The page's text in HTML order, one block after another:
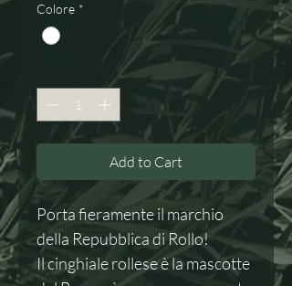
Colore *
Add to Cart
Porta fieramente il marchio
della Repubblica di Rollo!
Il cinghiale rollese è la mascotte